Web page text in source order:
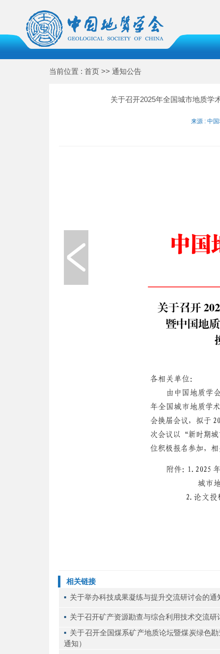
当前位置 : 首页 >> 通知公告
关于召开2025年全国城市地质学
来源 : 中
相关链接
▪ 关于举办科技成果凝练与提升交流研讨会的通
▪ 关于召开矿产资源勘查与综合利用技术交流
▪ 关于召开全国煤系矿产地质论坛暨煤炭绿色
通知）